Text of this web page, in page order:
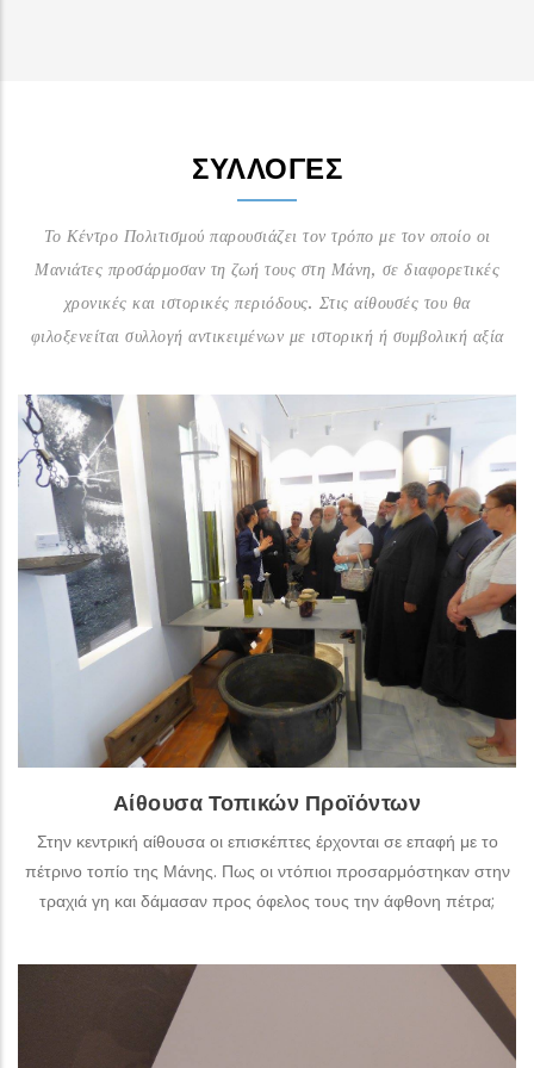
ΣΥΛΛΟΓΈΣ
Το Κέντρο Πολιτισμού παρουσιάζει τον τρόπο με τον οποίο οι
Μανιάτες προσάρμοσαν τη ζωή τους στη Μάνη, σε διαφορετικές
χρονικές και ιστορικές περιόδους. Στις αίθουσές του θα
φιλοξενείται συλλογή αντικειμένων με ιστορική ή συμβολική αξία
Αίθουσα Τοπικών Προϊόντων
Στην κεντρική αίθουσα οι επισκέπτες έρχονται σε επαφή με το
πέτρινο τοπίο της Μάνης. Πως οι ντόπιοι προσαρμόστηκαν στην
τραχιά γη και δάμασαν προς όφελος τους την άφθονη πέτρα;
Αίθουσα Τοπικών Προϊόντων
Μέσα από το φωτογραφικό φακό του Γ. Βουρλίτη και τα
αντικείμενα της συλλογής, παρουσιάζονται οι τρόποι
διαβίωσης, τα τοπικά προϊόντα και ο τρόπος συλλογής,
παραγωγής και επεξεργασίας τους.
ΠΕΡΙΣΣΌΤΕΡΑ